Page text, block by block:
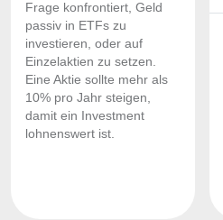
Frage konfrontiert, Geld
passiv in ETFs zu
investieren, oder auf
Einzelaktien zu setzen.
Eine Aktie sollte mehr als
10% pro Jahr steigen,
damit ein Investment
lohnenswert ist.